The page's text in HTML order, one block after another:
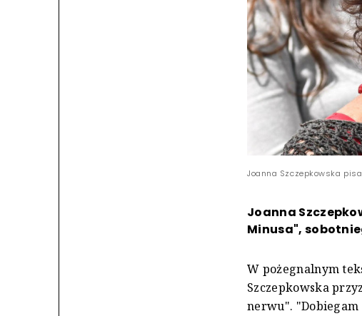
Joanna Szczepkowska
Joanna
Minusa",
W pożegnalnym
Szczepkowska
nerwu".